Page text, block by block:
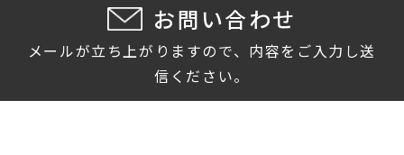
お問い合わせ
メールが立ち上がりますので、内容をご入力し送
信ください。